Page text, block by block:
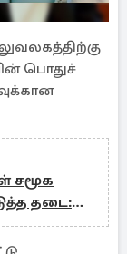
பொதுச்
சமூக
தடை: